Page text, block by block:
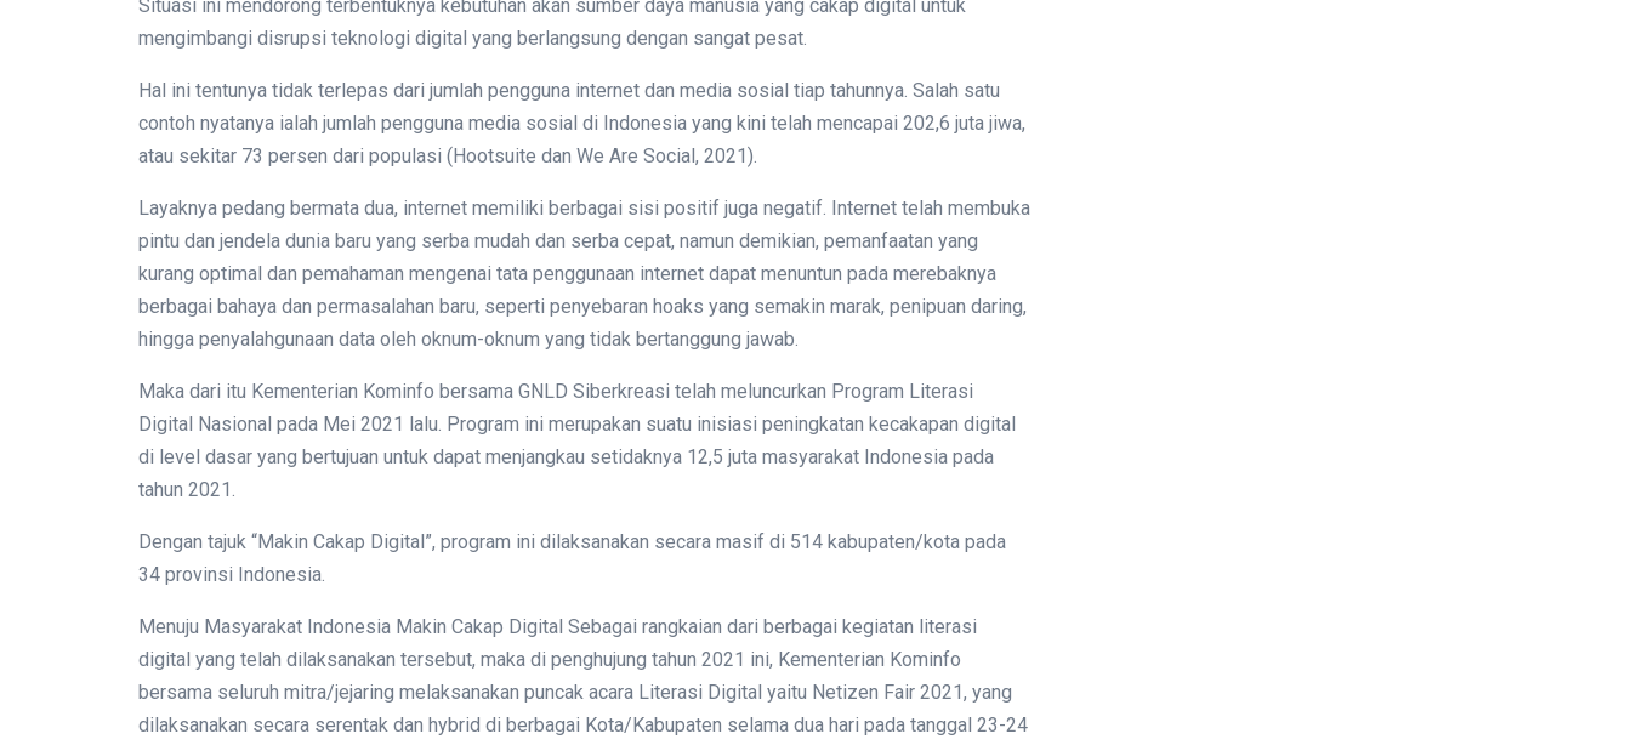
Situasi ini mendorong terbentuknya kebutuhan akan sumber daya manusia yang cakap digital untuk
mengimbangi disrupsi teknologi digital yang berlangsung dengan sangat pesat.
Hal ini tentunya tidak terlepas dari jumlah pengguna internet dan media sosial tiap tahunnya. Salah satu
contoh nyatanya ialah jumlah pengguna media sosial di Indonesia yang kini telah mencapai 202,6 juta jiwa,
atau sekitar 73 persen dari populasi (Hootsuite dan We Are Social, 2021).
Layaknya pedang bermata dua, internet memiliki berbagai sisi positif juga negatif. Internet telah membuka
pintu dan jendela dunia baru yang serba mudah dan serba cepat, namun demikian, pemanfaatan yang
kurang optimal dan pemahaman mengenai tata penggunaan internet dapat menuntun pada merebaknya
berbagai bahaya dan permasalahan baru, seperti penyebaran hoaks yang semakin marak, penipuan daring,
hingga penyalahgunaan data oleh oknum-oknum yang tidak bertanggung jawab.
Maka dari itu Kementerian Kominfo bersama GNLD Siberkreasi telah meluncurkan Program Literasi
Digital Nasional pada Mei 2021 lalu. Program ini merupakan suatu inisiasi peningkatan kecakapan digital
di level dasar yang bertujuan untuk dapat menjangkau setidaknya 12,5 juta masyarakat Indonesia pada
tahun 2021.
Dengan tajuk “Makin Cakap Digital”, program ini dilaksanakan secara masif di 514 kabupaten/kota pada
34 provinsi Indonesia.
Menuju Masyarakat Indonesia Makin Cakap Digital Sebagai rangkaian dari berbagai kegiatan literasi
digital yang telah dilaksanakan tersebut, maka di penghujung tahun 2021 ini, Kementerian Kominfo
bersama seluruh mitra/jejaring melaksanakan puncak acara Literasi Digital yaitu Netizen Fair 2021, yang
dilaksanakan secara serentak dan hybrid di berbagai Kota/Kabupaten selama dua hari pada tanggal 23-24